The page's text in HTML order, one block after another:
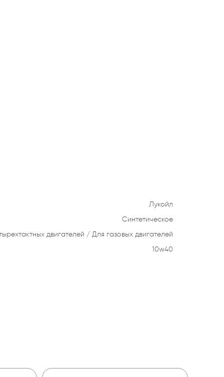
Лукойл
Синтетическое
двигателей
Для газовых двигателей
10w40